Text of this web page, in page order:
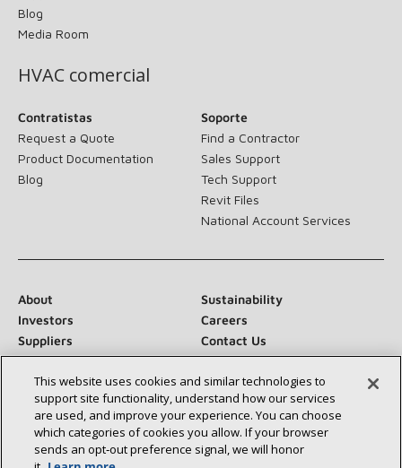
Blog
Media Room
HVAC comercial
Contratistas
Request a Quote
Product Documentation
Blog
Soporte
Find a Contractor
Sales Support
Tech Support
Revit Files
National Account Services
About
Sustainability
Investors
Careers
Suppliers
Contact Us
Newsroom
Conéctese con nosotros:
This website uses cookies and similar technologies to
support site functionality, understand how our services
are used, and improve your experience. You can choose
which categories of cookies you allow. If your browser
sends an opt‑out preference signal, we will honor